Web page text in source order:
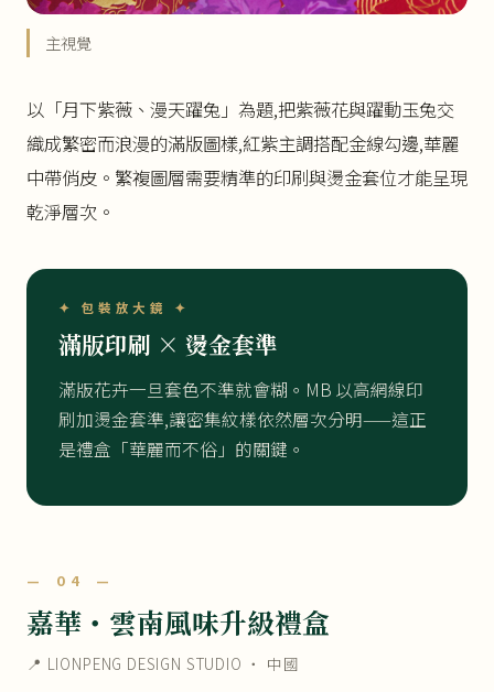
主視覺
以「月下紫薇、漫天躍兔」為題,把紫薇花與躍動玉兔交
織成繁密而浪漫的滿版圖樣,紅紫主調搭配金線勾邊,華麗
中帶俏皮。繁複圖層需要精準的印刷與燙金套位才能呈現
乾淨層次。
✦ 包裝放大鏡 ✦
滿版印刷 × 燙金套準
滿版花卉一旦套色不準就會糊。MB 以高網線印
刷加燙金套準,讓密集紋樣依然層次分明——這正
是禮盒「華麗而不俗」的關鍵。
— 04 —
嘉華・雲南風味升級禮盒
📍 LIONPENG DESIGN STUDIO ・ 中國